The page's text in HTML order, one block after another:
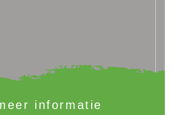
informatie